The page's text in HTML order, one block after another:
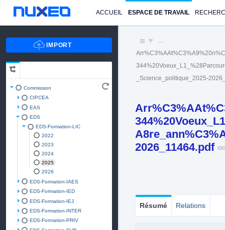
ACCUEIL ESPACE DE TRAVAIL
Commission
CIPCEA
EAS
EDS
EDS-Formation-LIC
2022
2023
2024
2025
2026
EDS-Formation-IAES
EDS-Formation-IED
EDS-Formation-IEJ
EDS-Formation-INTER
EDS-Formation-PRIV
…
_Science_politique_2025-
2026_11464.pdf
Résumé Relations